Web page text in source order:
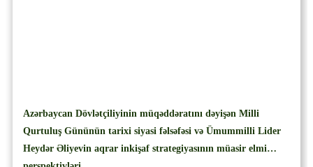
Azərbaycan Dövlətçiliyinin müqəddəratını dəyişən Milli
Qurtuluş Gününün tarixi siyasi fəlsəfəsi və Ümummilli Lider
Heydər Əliyevin aqrar inkişaf strategiyasının müasir elmi